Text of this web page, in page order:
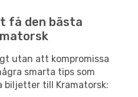
få den bästa
utan att kompromissa
smarta tips som
biljetter till Kramatorsk: